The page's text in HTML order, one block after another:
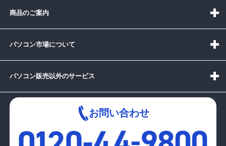
商品のご案内
パソコン市場について
パソコン販売以外のサービス
お問い合わせ